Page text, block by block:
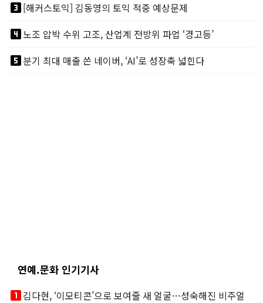
looks_3[해커스토익] 김동영의 토익 적중 예상문제
looks_4노조 압박 수위 고조, 산업계 전방위 파업 ‘경고등’
looks_5분기 최대 매출 쓴 네이버, ‘AI’로 성장축 넓힌다
연예.문화 인기기사
looks_one김다현, ‘이모티콘’으로 보여줄 새 얼굴…성숙해진 비주얼